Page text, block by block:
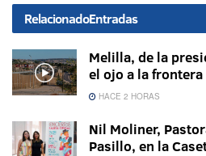
RelacionadoEntradas
Melilla, de la
el ojo a la frontera
HACE 2 HORAS
Nil Moliner,
Pasillo, en la